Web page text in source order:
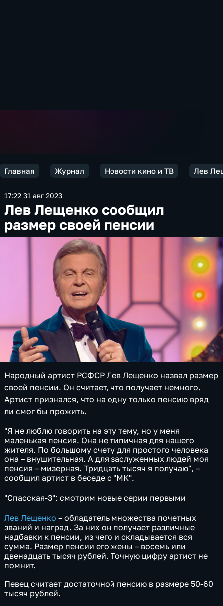
Главная Журнал Новости кино и ТВ Лев
17:22 31 авг 2023
Лев Лещенко сообщил
размер своей пенсии
Народный артист РСФСР Лев Лещенко назвал размер
своей пенсии. Он считает, что получает немного.
Артист признался, что на одну только пенсию вряд
ли смог бы прожить.
"Я не люблю говорить на эту тему, но у меня
маленькая пенсия. Она не типичная для нашего
жителя. По большому счету для простого человека
она – внушительная. А для заслуженных людей моя
пенсия – мизерная. Тридцать тысяч я получаю", –
сообщил артист в беседе с "МК".
"Спасская-3": смотрим новые серии первыми
Лев Лещенко – обладатель множества почетных
званий и наград. За них он получает различные
надбавки к пенсии, из чего и складывается вся
сумма. Размер пенсии его жены – восемь или
двенадцать тысяч рублей. Точную цифру артист не
помнит.
Певец считает достаточной пенсию в размере 50-60
тысяч рублей.